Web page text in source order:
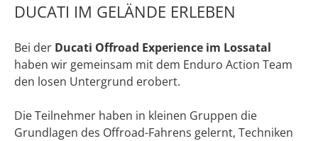
DUCATI IM GELÄNDE ERLEBEN
Bei der Ducati Offroad Experience im Lossatal
haben wir gemeinsam mit dem Enduro Action Team
den losen Untergrund erobert.
Die Teilnehmer haben in kleinen Gruppen die
Grundlagen des Offroad-Fahrens gelernt, Techniken